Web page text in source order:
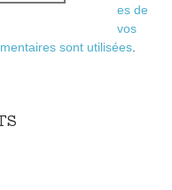
es de
vos
sont utilisées